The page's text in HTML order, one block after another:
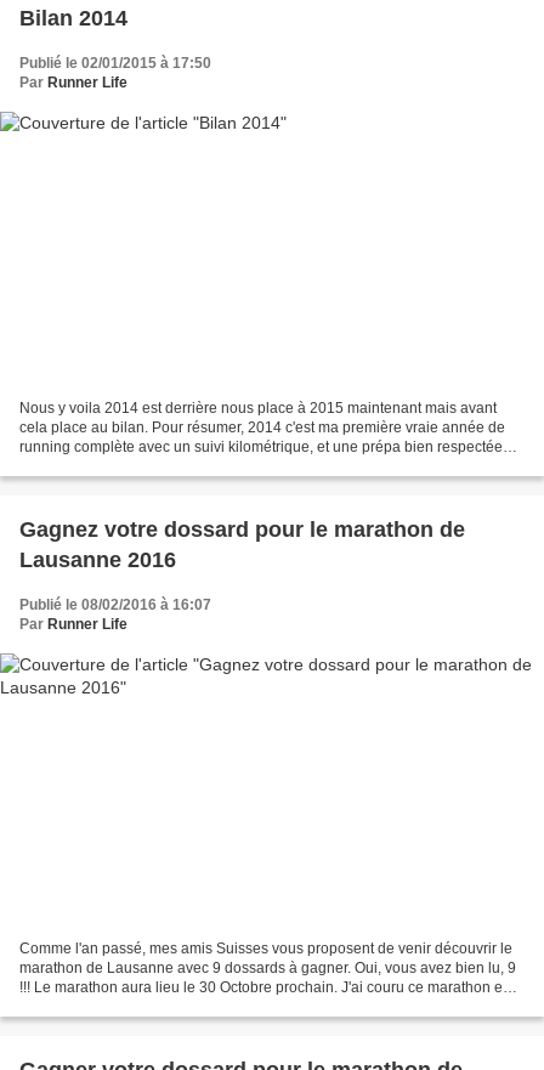
Bilan 2014
Publié le 02/01/2015 à 17:50
Par Runner Life
Nous y voila 2014 est derrière nous place à 2015 maintenant mais avant
cela place au bilan. Pour résumer, 2014 c'est ma première vraie année de
running complète avec un suivi kilométrique, et une prépa bien respectée
Gagnez votre dossard pour le marathon de
Lausanne 2016
Publié le 08/02/2016 à 16:07
Par Runner Life
Comme l'an passé, mes amis Suisses vous proposent de venir découvrir le
marathon de Lausanne avec 9 dossards à gagner. Oui, vous avez bien lu, 9
!!! Le marathon aura lieu le 30 Octobre prochain. J'ai couru ce marathon en